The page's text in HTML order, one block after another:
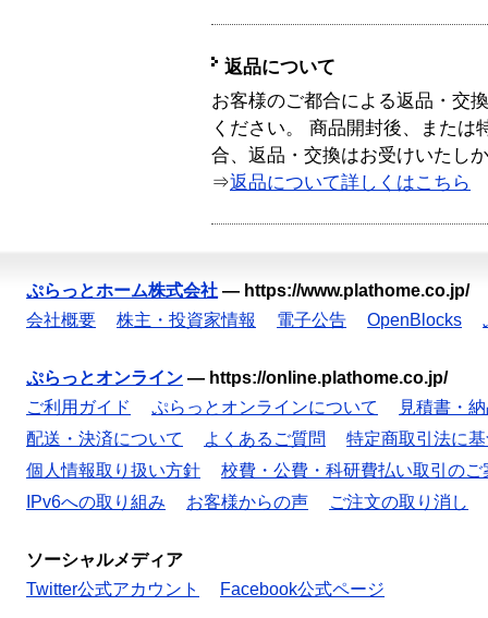
返品について
お客様のご都合による返品・交
ください。 商品開封後、または
合、返品・交換はお受けいたし
⇒返品について詳しくはこちら
ぷらっとホーム株式会社 — https://www.plathome.co.jp/
会社概要
株主・投資家情報 電子公告 OpenBlocks
ぷらっとオンライン — https://online.plathome.co.jp/
ご利用ガイド
ぷらっとオンラインについて
見積書・
配送・決済について
よくあるご質問
特定商取引法に
個人情報取り扱い方針
校費・公費・科研費払い取引のご
IPv6への取り組み
お客様からの声 ご注文の取り消し
ソーシャルメディア
Twitter公式アカウント
Facebook公式ページ